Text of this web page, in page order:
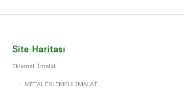
Site Haritası
Eklemeli İmalat
METAL EKLEMELİ İMALAT